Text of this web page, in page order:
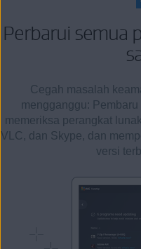
Perbarui semua
Cegah masalah
mengganggu:
memeriksa perangkat
VLC, dan Skype, dan
versi